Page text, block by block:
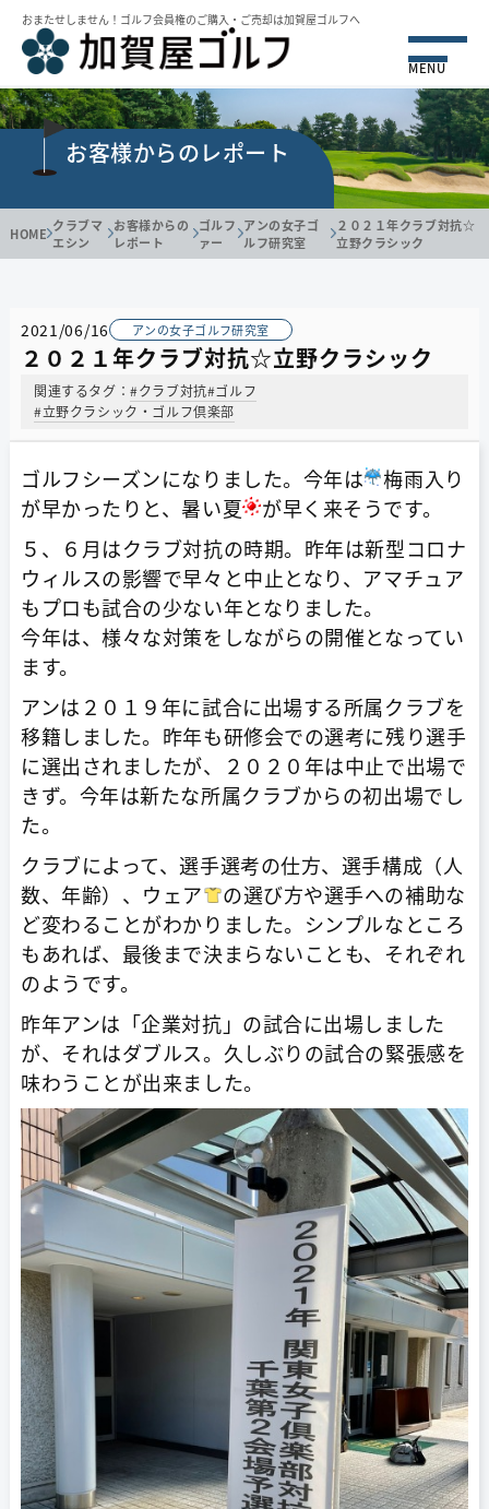
おまたせしません！ゴルフ会員権のご購⼊・ご売却は加賀屋ゴルフへ
MENU
お客様からのレポート
HOME クラブマ
エシン
お客様からの
レポート
ゴルフ
ァー
アンの女子ゴ
ルフ研究室
２０２１年クラブ対抗☆︎
立野クラシック
2021/06/16 アンの女子ゴルフ研究室
２０２１年クラブ対抗☆︎立野クラシック
関連するタグ：#クラブ対抗#ゴルフ
#立野クラシック・ゴルフ倶楽部
ゴルフシーズンになりました。今年は
梅雨入り
が早かったりと、暑い夏
が早く来そうです。
５、６月はクラブ対抗の時期。昨年は新型コロナ
ウィルスの影響で早々と中止となり、アマチュア
もプロも試合の少ない年となりました。
今年は、様々な対策をしながらの開催となってい
ます。
アンは２０１９年に試合に出場する所属クラブを
移籍しました。昨年も研修会での選考に残り選手
に選出されましたが、２０２０年は中止で出場で
きず。今年は新たな所属クラブからの初出場でし
た。
クラブによって、選手選考の仕方、選手構成（人
数、年齢）、ウェア
の選び方や選手への補助な
ど変わることがわかりました。シンプルなところ
もあれば、最後まで決まらないことも、それぞれ
のようです。
昨年アンは「企業対抗」の試合に出場しました
が、それはダブルス。久しぶりの試合の緊張感を
味わうことが出来ました。